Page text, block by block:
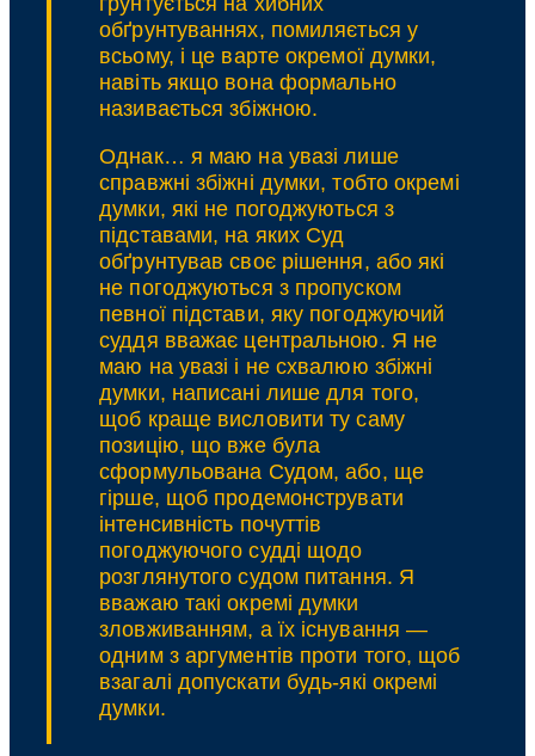
обґрунтуваннях, помиляється у
всьому, і це варте окремої думки,
навіть якщо вона формально
називається збіжною.
Однак… я маю на увазі лише
справжні збіжні думки, тобто окремі
думки, які не погоджуються з
підставами, на яких Суд
обґрунтував своє рішення, або які
не погоджуються з пропуском
певної підстави, яку погоджуючий
суддя вважає центральною. Я не
маю на увазі і не схвалюю збіжні
думки, написані лише для того,
щоб краще висловити ту саму
позицію, що вже була
сформульована Судом, або, ще
гірше, щоб продемонструвати
інтенсивність почуттів
погоджуючого судді щодо
розглянутого судом питання. Я
вважаю такі окремі думки
зловживанням, а їх існування —
одним з аргументів проти того, щоб
взагалі допускати будь-які окремі
думки.